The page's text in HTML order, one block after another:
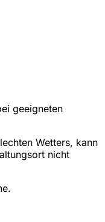
geeigneten
Wetters, kann
nicht